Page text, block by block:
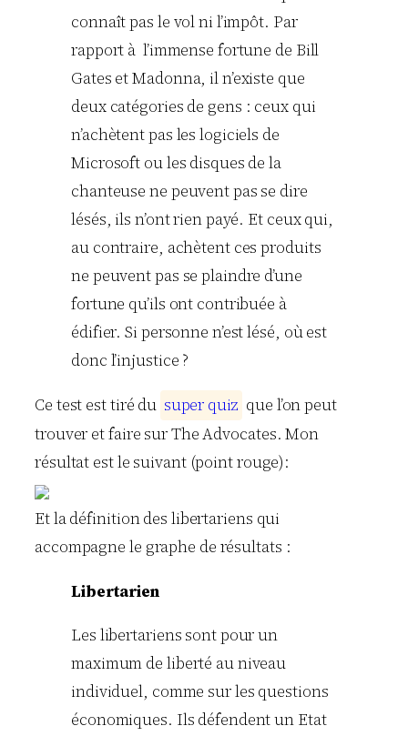
connaît pas le vol ni l’impôt. Par
rapport à l’immense fortune de Bill
Gates et Madonna, il n’existe que
deux catégories de gens : ceux qui
n’achètent pas les logiciels de
Microsoft ou les disques de la
chanteuse ne peuvent pas se dire
lésés, ils n’ont rien payé. Et ceux qui,
au contraire, achètent ces produits
ne peuvent pas se plaindre d’une
fortune qu’ils ont contribuée à
édifier. Si personne n’est lésé, où est
donc l’injustice ?
Ce test est tiré du super quiz que l’on peut
trouver et faire sur The Advocates. Mon
résultat est le suivant (point rouge):
Et la définition des libertariens qui
accompagne le graphe de résultats :
Libertarien
Les libertariens sont pour un
maximum de liberté au niveau
individuel, comme sur les questions
économiques. Ils défendent un Etat